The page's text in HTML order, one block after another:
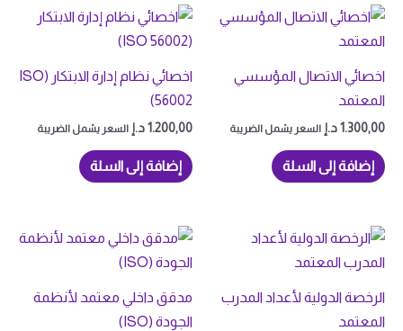
اخصائي الاتصال المؤسسي
المعتمد
1.300,00د.إ السعر يشمل الضريبة
إضافة إلى السلة
اخصائي نظام إدارة الابتكار (ISO
56002)
1.200,00د.إ السعر يشمل الضريبة
إضافة إلى السلة
الرخصة الدولية لأعداد المدرب
المعتمد
مدقق داخلي معتمد لأنظمة
الجودة (ISO)